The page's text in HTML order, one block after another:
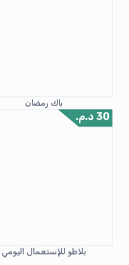
باك رمضان
بلاطو للإستعمال اليومي
30 د.م.